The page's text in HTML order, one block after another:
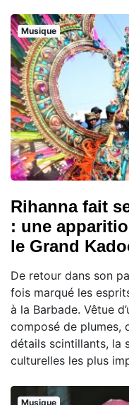
Musique
Rihanna fait
: une
le Grand
De retour dans son
fois marqué les
à la Barbade. Vêtue
composé de plumes,
détails scintillants, la
culturelles les plus
Musique